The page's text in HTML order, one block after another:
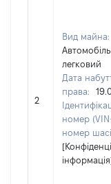
2
Вид майна:
Автомобіль
легковий
Дата
права:
номер
номер